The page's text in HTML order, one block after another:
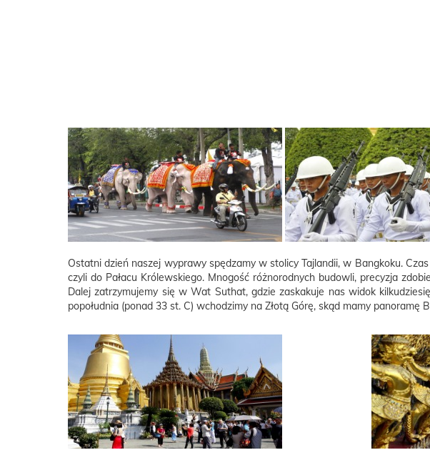
Ostatni dzień naszej wyprawy spędzamy w stolicy Tajlandii, w Bangkoku.
czyli do Pałacu Królewskiego. Mnogość różnorodnych budowli, precyzja
Dalej zatrzymujemy się w Wat Suthat, gdzie zaskakuje nas widok
popołudnia (ponad 33 st. C) wchodzimy na Złotą Górę, skąd mamy panoramę